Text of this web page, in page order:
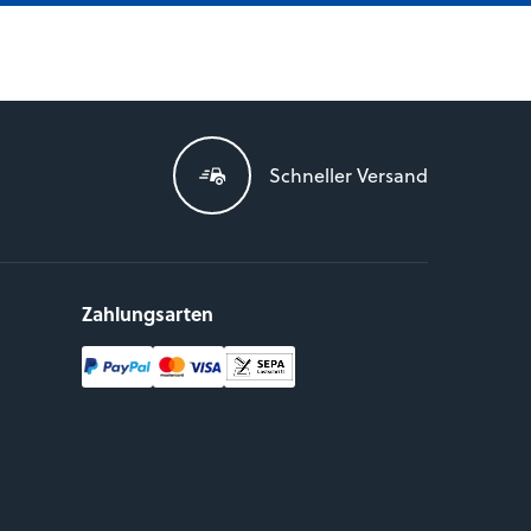
Schneller Versand
Zahlungsarten